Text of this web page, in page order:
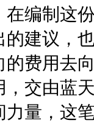
在编制这
的建议，
的费用去
，交由蓝
力量，这